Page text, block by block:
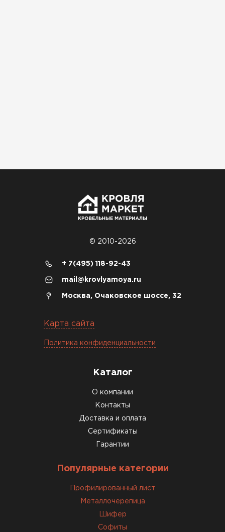
© 2010-2026
+ 7(495) 118-92-43
mail@krovlyamoya.ru
Москва, Очаковское шоссе, 32
Карта сайта
Политика конфиденциальности
Каталог
О компании
Контакты
Доставка и оплата
Сертификаты
Гарантии
Популярные категории
Профилированный лист
Металлочерепица
Шифер
Софиты
Комплектующие